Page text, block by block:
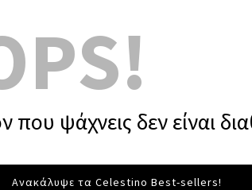
που ψάχνεις δεν είναι
Ανακάλυψε τα Celestino Best-sellers!